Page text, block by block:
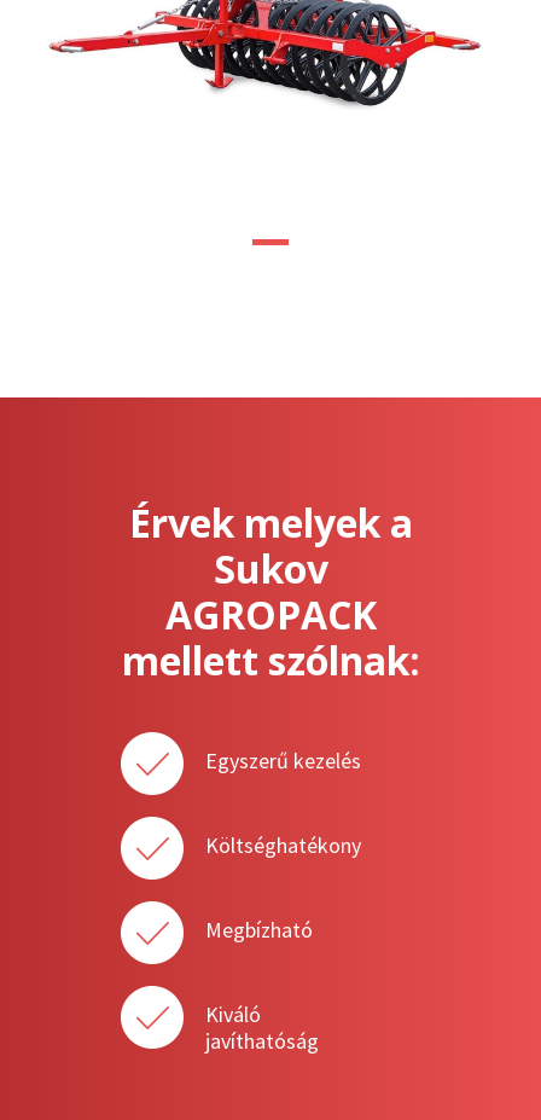
Érvek melyek a
Sukov
AGROPACK
mellett szólnak:
Egyszerű kezelés
Költséghatékony
Megbízható
Kiváló
javíthatóság